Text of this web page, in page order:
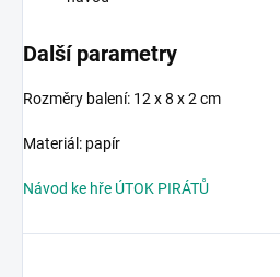
Další parametry
Rozměry balení: 12 x 8 x 2 cm
Materiál: papír
Návod ke hře ÚTOK PIRÁTŮ